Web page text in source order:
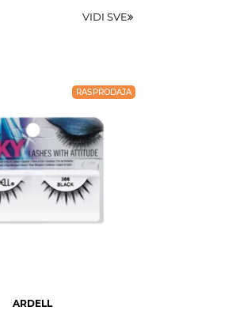
VIDI SVE
RASPRODAJA
ARDELL